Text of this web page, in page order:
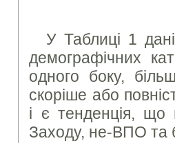
У Таблиці 1
демографічних
одного боку,
скоріше або
і є тенденція, що
Заходу, не-ВПО та